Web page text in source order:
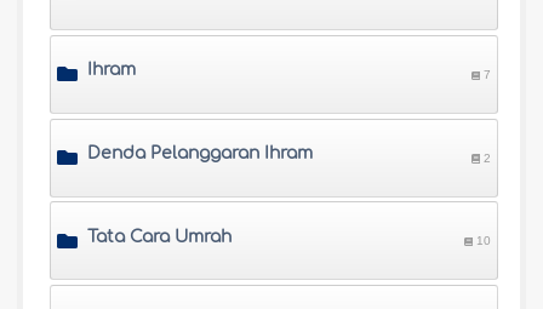
Ihram 7
Denda Pelanggaran Ihram 2
Tata Cara Umrah 10